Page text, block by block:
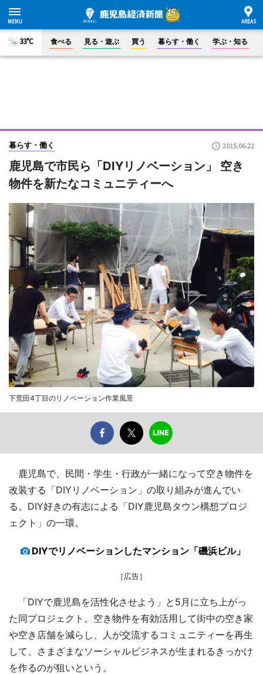
33°C 食べる 見る・遊ぶ 買う 暮らす・働く 学ぶ・知る
暮らす・働く 2015.06.22
鹿児島で市民ら「DIYリノベーション」 空き
物件を新たなコミュニティーへ
下荒田4丁目のリノベーション作業風景
鹿児島で、民間・学生・行政が一緒になって空き物件を
改装する「DIYリノベーション」の取り組みが進んでい
る。DIY好きの有志による「DIY鹿児島タウン構想プロジ
ェクト」の一環。
DIYでリノベーションしたマンション「磯浜ビル」
［広告］
「DIYで鹿児島を活性化させよう」と5月に立ち上がっ
た同プロジェクト。空き物件を有効活用して街中の空き家
や空き店舗を減らし、人が交流するコミュニティーを再生
して、さまざまなソーシャルビジネスが生まれるきっかけ
を作るのが狙いという。